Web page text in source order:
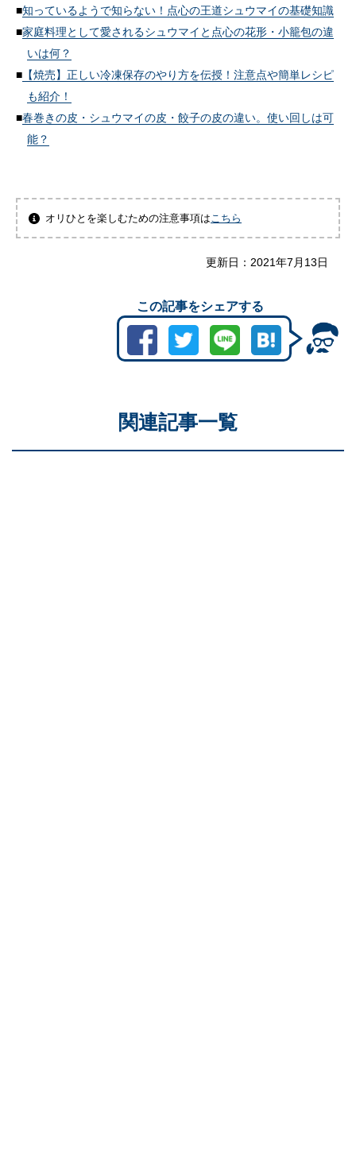
知っているようで知らない！点心の王道シュウマイの基礎知識
家庭料理として愛されるシュウマイと点心の花形・小籠包の違
いは何？
【焼売】正しい冷凍保存のやり方を伝授！注意点や簡単レシピ
も紹介！
春巻きの皮・シュウマイの皮・餃子の皮の違い。使い回しは可
能？
オリひとを楽しむための注意事項は こちら
更新日： 2021年7月13日
この記事をシェアする
関連記事一覧